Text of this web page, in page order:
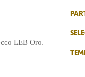
LEB Oro.